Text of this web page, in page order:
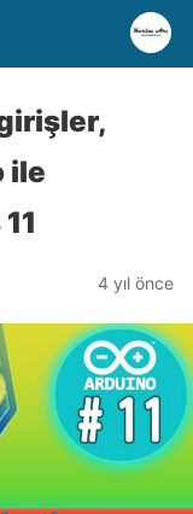
ile
4 yıl önce